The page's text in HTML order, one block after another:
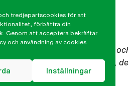
tredjepartscookies för att
förbättra din
Genom att acceptera bekräftar
och användning av cookies.
Inställningar
upplevelse!
läst hans bok om lycka,
han säger är så praktiskt,